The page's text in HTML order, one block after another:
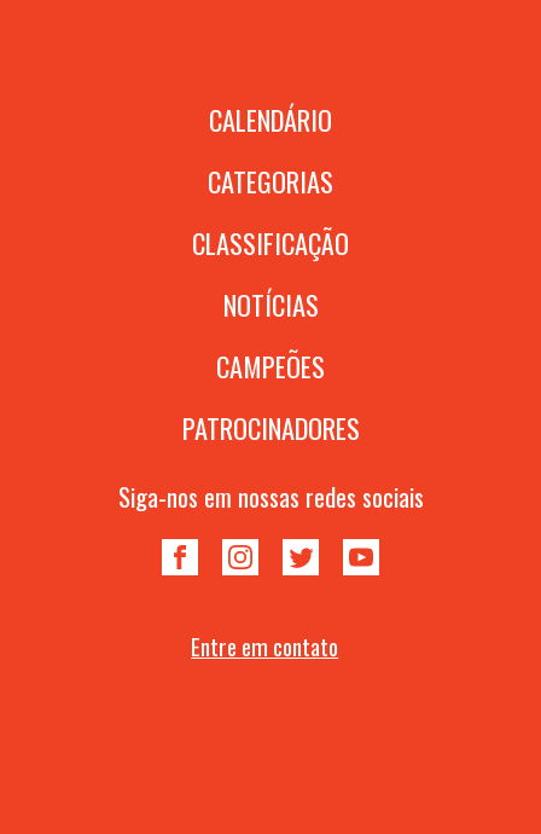
CALENDÁRIO
CATEGORIAS
CLASSIFICAÇÃO
NOTÍCIAS
CAMPEÕES
PATROCINADORES
Siga-nos em nossas redes sociais
Entre em contato